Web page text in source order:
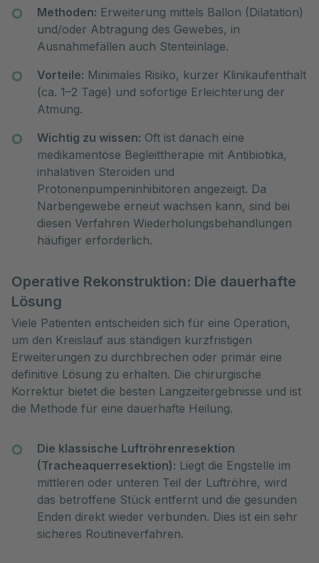
Methoden: Erweiterung mittels Ballon (Dilatation)
und/oder Abtragung des Gewebes, in
Ausnahmefällen auch Stenteinlage.
Vorteile: Minimales Risiko, kurzer Klinikaufenthalt
(ca. 1–2 Tage) und sofortige Erleichterung der
Atmung.
Wichtig zu wissen: Oft ist danach eine
medikamentöse Begleittherapie mit Antibiotika,
inhalativen Steroiden und
Protonenpumpeninhibitoren angezeigt. Da
Narbengewebe erneut wachsen kann, sind bei
diesen Verfahren Wiederholungsbehandlungen
häufiger erforderlich.
Operative Rekonstruktion: Die dauerhafte
Lösung
Viele Patienten entscheiden sich für eine Operation,
um den Kreislauf aus ständigen kurzfristigen
Erweiterungen zu durchbrechen oder primär eine
definitive Lösung zu erhalten. Die chirurgische
Korrektur bietet die besten Langzeitergebnisse und ist
die Methode für eine dauerhafte Heilung.
Die klassische Luftröhrenresektion
(Tracheaquerresektion): Liegt die Engstelle im
mittleren oder unteren Teil der Luftröhre, wird
das betroffene Stück entfernt und die gesunden
Enden direkt wieder verbunden. Dies ist ein sehr
sicheres Routineverfahren.